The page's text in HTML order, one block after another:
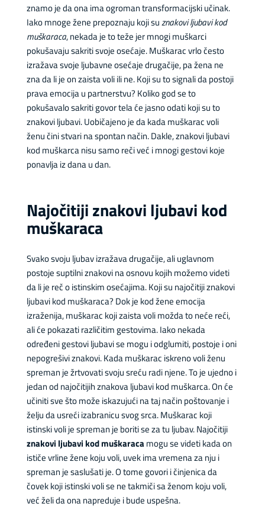
znamo je da ona ima ogroman transformacijski učinak.
Iako mnoge žene prepoznaju koji suznakovi ljubavi kod
muškaraca, nekada je to teže jer mnogi muškarci
pokušavaju sakriti svoje osećaje. Muškarac vrlo često
izražava svoje ljubavne osećaje drugačije, pa žena ne
zna da li je on zaista voli ili ne. Koji su to signali da postoji
prava emocija u partnerstvu? Koliko god se to
pokušavalo sakriti govor tela će jasno odati koji su to
znakovi ljubavi. Uobičajeno je da kada muškarac voli
ženu čini stvari na spontan način. Dakle, znakovi ljubavi
kod muškarca nisu samo reči već i mnogi gestovi koje
ponavlja iz dana u dan.
Najočitiji znakovi ljubavi kod
muškaraca
Svako svoju ljubav izražava drugačije, ali uglavnom
postoje suptilni znakovi na osnovu kojih možemo videti
da li je reč o istinskim osećajima. Koji su najočitiji znakovi
ljubavi kod muškaraca? Dok je kod žene emocija
izraženija, muškarac koji zaista voli možda to neće reći,
ali će pokazati različitim gestovima. Iako nekada
određeni gestovi ljubavi se mogu i odglumiti, postoje i oni
nepogrešivi znakovi. Kada muškarac iskreno voli ženu
spreman je žrtvovati svoju sreću radi njene. To je ujedno i
jedan od najočitijih znakova ljubavi kod muškarca. On će
učiniti sve što može iskazujući na taj način poštovanje i
želju da usreći izabranicu svog srca. Muškarac koji
istinski voli je spreman je boriti se za tu ljubav. Najočitiji
znakovi ljubavi kod muškaracamogu se videti kada on
ističe vrline žene koju voli, uvek ima vremena za nju i
spreman je saslušati je. O tome govori i činjenica da
čovek koji istinski voli se ne takmiči sa ženom koju voli,
već želi da ona napreduje i bude uspešna.